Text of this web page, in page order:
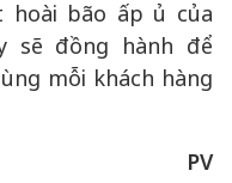
hoài bão ấp ủ của
sẽ đồng hành để
mỗi khách hàng
PV